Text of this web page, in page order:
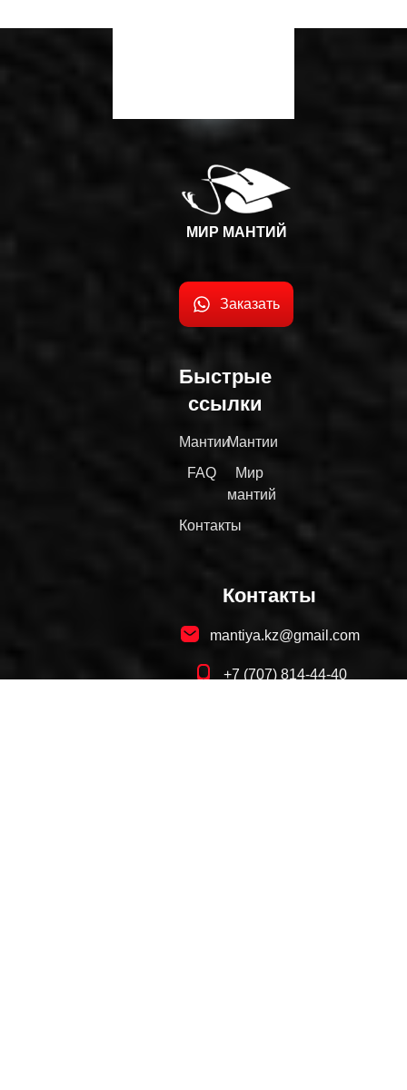
МИР МАНТИЙ
Заказать
Быстрые
ссылки
МантииМантии
FAQ
Мир
мантий
Контакты
Контакты
mantiya.kz@gmail.com
+7 (707) 814-44-40